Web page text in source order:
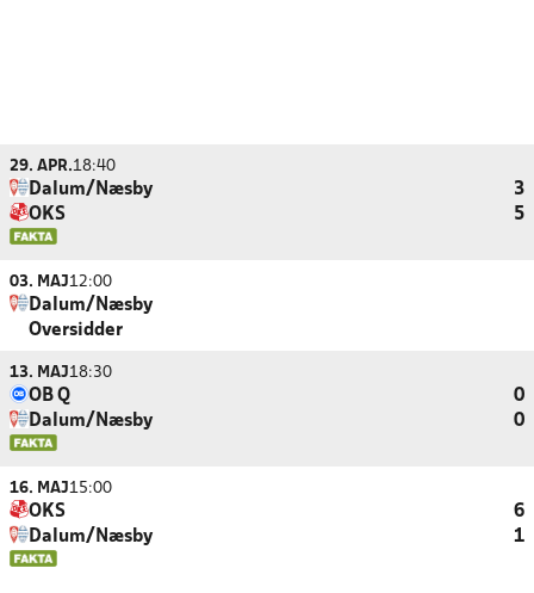
29. APR.18:40
Dalum/Næsby
3
OKS
5
03. MAJ12:00
Dalum/Næsby
Oversidder
13. MAJ18:30
OB Q
0
Dalum/Næsby
0
16. MAJ15:00
OKS
6
Dalum/Næsby
1